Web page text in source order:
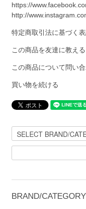
https://
http://
特定商取引法に基づく表
この商品を友達に教える
この商品について問い
買い物を続ける
BRAND/CATEGORY